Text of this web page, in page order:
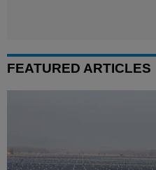
FEATURED ARTICLES